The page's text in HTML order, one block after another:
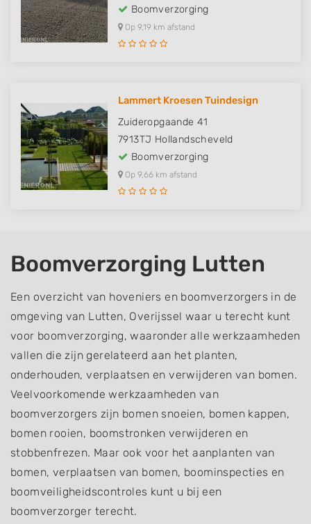
Boomverzorging
Op 9,19 km afstand
Lammert Kroesen Tuindesign
Zuideropgaande 41
7913TJ Hollandscheveld
Boomverzorging
Op 9,66 km afstand
Boomverzorging Lutten
Een overzicht van hoveniers en boomverzorgers in de
omgeving van Lutten, Overijssel waar u terecht kunt
voor boomverzorging, waaronder alle werkzaamheden
vallen die zijn gerelateerd aan het planten,
onderhouden, verplaatsen en verwijderen van bomen.
Veelvoorkomende werkzaamheden van
boomverzorgers zijn bomen snoeien, bomen kappen,
bomen rooien, boomstronken verwijderen en
stobbenfrezen. Maar ook voor het aanplanten van
bomen, verplaatsen van bomen, boominspecties en
boomveiligheidscontroles kunt u bij een
boomverzorger terecht.